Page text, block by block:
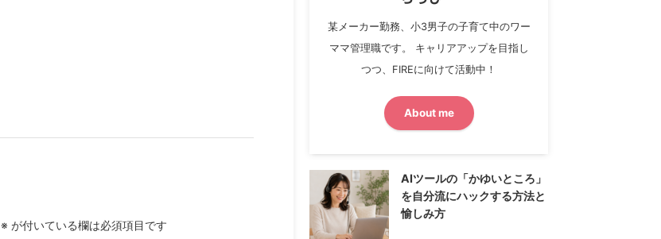
※ が付いている欄は必須項目です
某メーカー勤務、小3男子の子育て中のワー
ママ管理職です。 キャリアアップを目指し
つつ、FIREに向けて活動中！
About me
AIツールの「かゆいところ」
を自分流にハックする方法と
愉しみ方